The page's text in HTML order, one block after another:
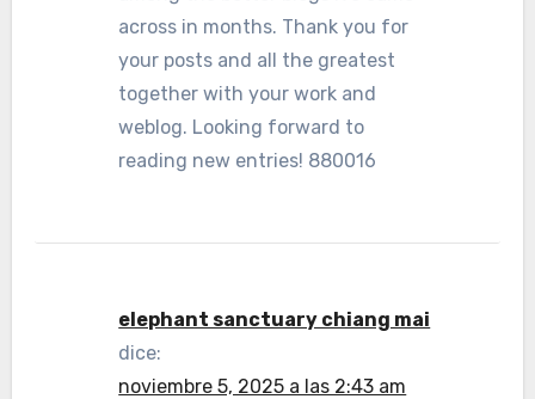
across in months. Thank you for
your posts and all the greatest
together with your work and
weblog. Looking forward to
reading new entries! 880016
elephant sanctuary chiang mai
dice:
noviembre 5, 2025 a las 2:43 am